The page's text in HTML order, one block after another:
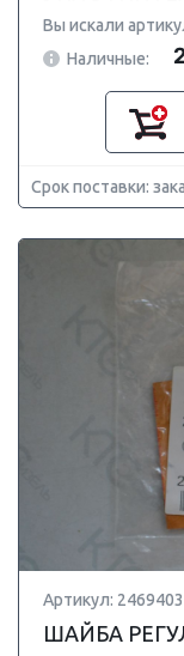
Вы искали
Наличные:
Срок поставки:
Артикул:
ШАЙБА